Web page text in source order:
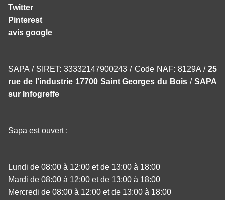
Twitter
Pinterest
avis google
SAPA / SIRET: 33332147900243 / Code NAF: 8129A / 25
rue de l'industrie 17700 Saint Georges du Bois /SAPA
sur Infogreffe
Sapa est ouvert :
Lundi de 08:00 à 12:00 et de 13:00 à 18:00
Mardi de 08:00 à 12:00 et de 13:00 à 18:00
Mercredi de 08:00 à 12:00 et de 13:00 à 18:00